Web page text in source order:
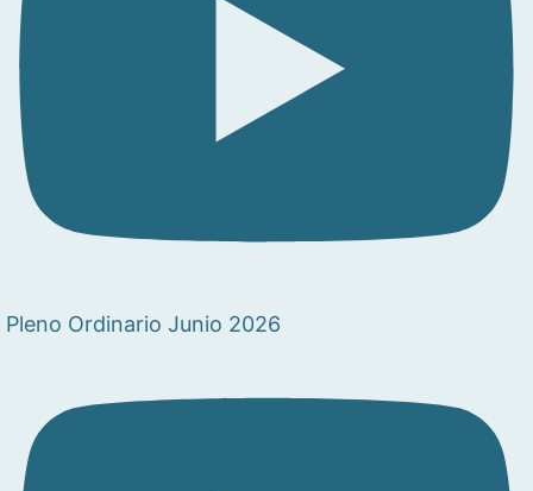
Pleno Ordinario Junio 2026